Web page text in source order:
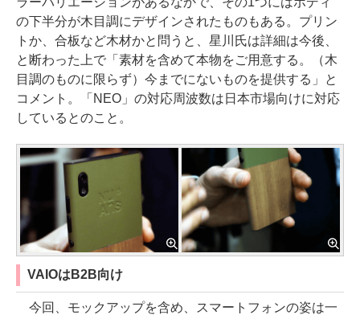
の下半分が木目調にデザインされたものもある。プリン
トか、合板など木材かと問うと、星川氏は詳細は今後、
と断わった上で「素材を含めて本物をご用意する。（木
目調のものに限らず）今までにないものを提供する」と
コメント。「NEO」の対応周波数は日本市場向けに対応
しているとのこと。
VAIOはB2B向け
今回、モックアップを含め、スマートフォンの姿は一